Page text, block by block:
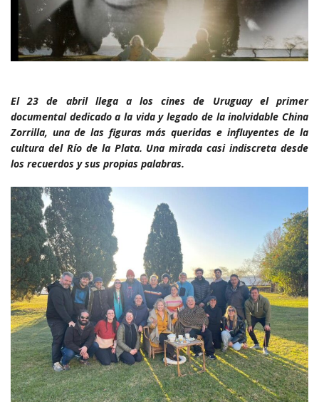
El 23 de abril llega a los cines de Uruguay el primer
documental dedicado a la vida y legado de la inolvidable China
Zorrilla, una de las figuras más queridas e influyentes de la
cultura del Río de la Plata. Una mirada casi indiscreta desde
los recuerdos y sus propias palabras.